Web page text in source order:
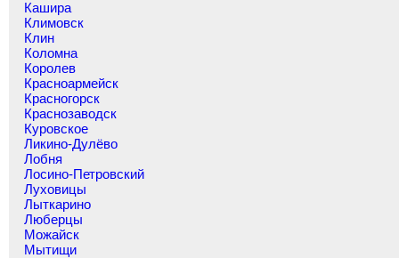
Кашира
Климовск
Клин
Коломна
Королев
Красноармейск
Красногорск
Краснозаводск
Куровское
Ликино-Дулёво
Лобня
Лосино-Петровский
Луховицы
Лыткарино
Люберцы
Можайск
Мытищи